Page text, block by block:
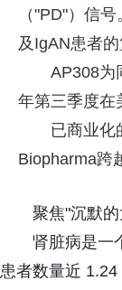
（"PD"）信
及IgAN患者的
AP308为
年第三季度在
已商业化
Biopharma跨
聚焦"沉默
肾脏病是一
患者数量近